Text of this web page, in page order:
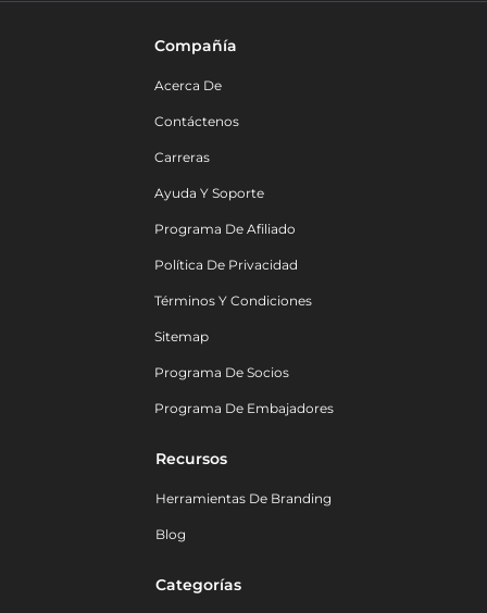
Compañía
Acerca De
Contáctenos
Carreras
Ayuda Y Soporte
Programa De Afiliado
Política De Privacidad
Términos Y Condiciones
Sitemap
Programa De Socios
Programa De Embajadores
Recursos
Herramientas De Branding
Blog
Categorías